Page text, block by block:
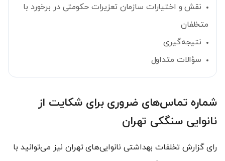
نقش و اختیارات سازمان تعزیرات حکومتی در برخورد با
متخلفان
نتیجه‌گیری
سؤالات متداول
شماره تماس‌های ضروری برای شکایت از
نانوایی سنگکی تهران
رای گزارش تخلفات بهداشتی نانوایی‌های تهران نیز می‌توانید با